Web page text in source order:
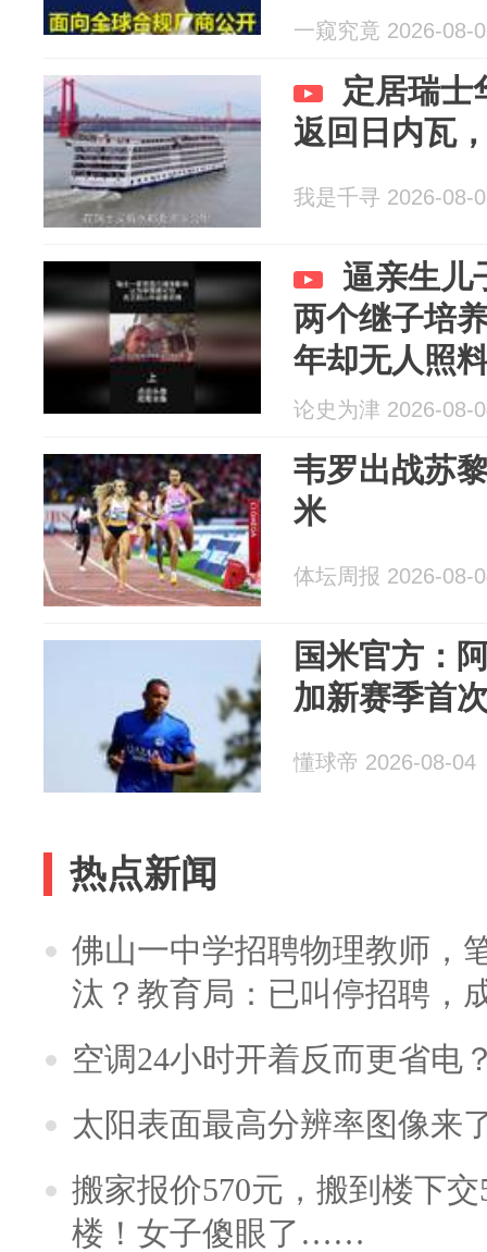
一窥究竟 2026-08-
定居瑞士
返回日内瓦
我是千寻 2026-08-
逼亲生儿
两个继子培
年却无人照
论史为津 2026-08-
韦罗出战苏
米
体坛周报 2026-08-
国米官方：
加新赛季首
懂球帝 2026-08-04
热点新闻
佛山一中学招聘物理教师，
汰？教育局：已叫停招聘，
空调24小时开着反而更省电
太阳表面最高分辨率图像来
搬家报价570元，搬到楼下
楼！女子傻眼了……